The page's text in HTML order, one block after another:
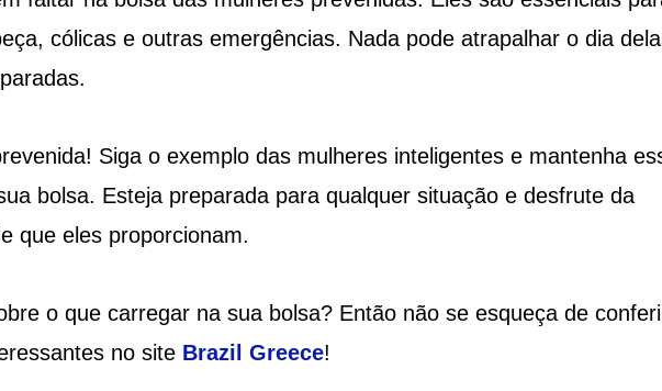
cólicas e outras emergências. Nada pode atrapalhar o dia
Siga o exemplo das mulheres inteligentes e mantenha
bolsa. Esteja preparada para qualquer situação e desfrute da
que eles proporcionam.
o que carregar na sua bolsa? Então não se esqueça de
no site Brazil Greece!